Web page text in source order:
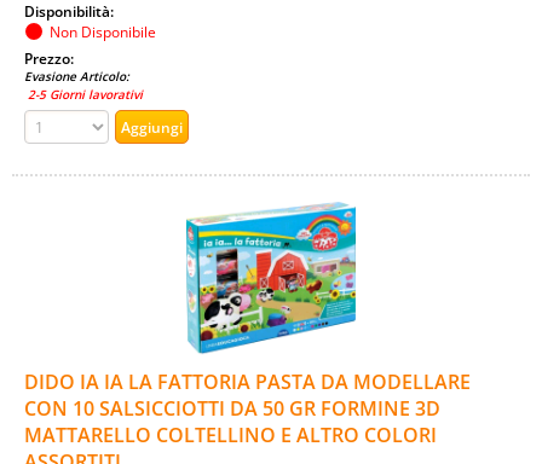
Disponibilità:
Non Disponibile
Prezzo:
Evasione Articolo:
2-5 Giorni lavorativi
DIDO IA IA LA FATTORIA PASTA DA MODELLARE
CON 10 SALSICCIOTTI DA 50 GR FORMINE 3D
MATTARELLO COLTELLINO E ALTRO COLORI